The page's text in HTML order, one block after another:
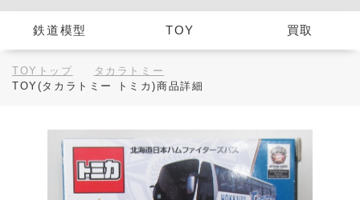
鉄道模型 TOY 買取
TOYトップ
タカラトミー
TOY(タカラトミー トミカ)商品詳細